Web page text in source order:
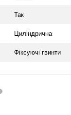
Так
Циліндрична
Фіксуючі гвинти